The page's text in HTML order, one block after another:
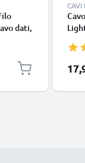
dati,
CAVI
SE
in